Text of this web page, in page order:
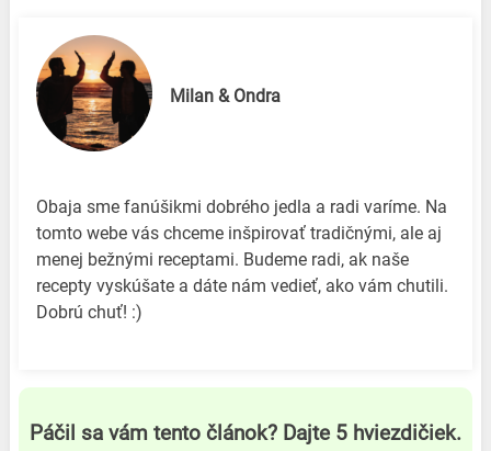
Milan & Ondra
Obaja sme fanúšikmi dobrého jedla a radi varíme. Na
tomto webe vás chceme inšpirovať tradičnými, ale aj
menej bežnými receptami. Budeme radi, ak naše
recepty vyskúšate a dáte nám vedieť, ako vám chutili.
Dobrú chuť! :)
Páčil sa vám tento článok? Dajte 5 hviezdičiek.